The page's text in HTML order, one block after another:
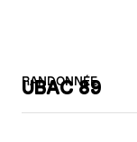
RANDONNÉE
UBAC 89